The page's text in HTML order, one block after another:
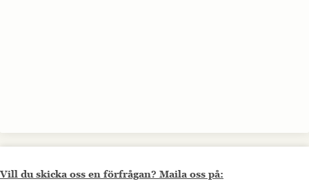
Vill du skicka oss en förfrågan? Maila oss på: